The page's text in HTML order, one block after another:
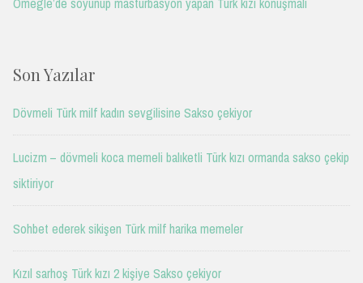
Omegle’de soyunup mastürbasyon yapan Türk kızı konuşmalı
Son Yazılar
Dövmeli Türk milf kadın sevgilisine Sakso çekiyor
Lucizm – dövmeli koca memeli balıketli Türk kızı ormanda sakso çekip
siktiriyor
Sohbet ederek sikişen Türk milf harika memeler
Kızıl sarhoş Türk kızı 2 kişiye Sakso çekiyor